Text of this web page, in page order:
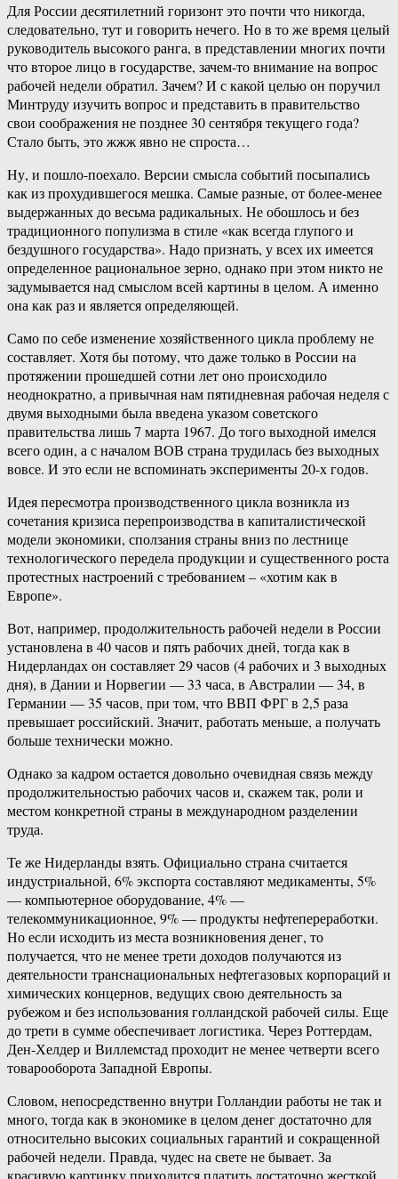
Для России десятилетний горизонт это почти что никогда,
следовательно, тут и говорить нечего. Но в то же время целый
руководитель высокого ранга, в представлении многих почти
что второе лицо в государстве, зачем-то внимание на вопрос
рабочей недели обратил. Зачем? И с какой целью он поручил
Минтруду изучить вопрос и представить в правительство
свои соображения не позднее 30 сентября текущего года?
Стало быть, это жжж явно не спроста…
Ну, и пошло-поехало. Версии смысла событий посыпались
как из прохудившегося мешка. Самые разные, от более-менее
выдержанных до весьма радикальных. Не обошлось и без
традиционного популизма в стиле «как всегда глупого и
бездушного государства». Надо признать, у всех их имеется
определенное рациональное зерно, однако при этом никто не
задумывается над смыслом всей картины в целом. А именно
она как раз и является определяющей.
Само по себе изменение хозяйственного цикла проблему не
составляет. Хотя бы потому, что даже только в России на
протяжении прошедшей сотни лет оно происходило
неоднократно, а привычная нам пятидневная рабочая неделя с
двумя выходными была введена указом советского
правительства лишь 7 марта 1967. До того выходной имелся
всего один, а с началом ВОВ страна трудилась без выходных
вовсе. И это если не вспоминать эксперименты 20-х годов.
Идея пересмотра производственного цикла возникла из
сочетания кризиса перепроизводства в капиталистической
модели экономики, сползания страны вниз по лестнице
технологического передела продукции и существенного роста
протестных настроений с требованием – «хотим как в
Европе».
Вот, например, продолжительность рабочей недели в России
установлена в 40 часов и пять рабочих дней, тогда как в
Нидерландах он составляет 29 часов (4 рабочих и 3 выходных
дня), в Дании и Норвегии — 33 часа, в Австралии — 34, в
Германии — 35 часов, при том, что ВВП ФРГ в 2,5 раза
превышает российский. Значит, работать меньше, а получать
больше технически можно.
Однако за кадром остается довольно очевидная связь между
продолжительностью рабочих часов и, скажем так, роли и
местом конкретной страны в международном разделении
труда.
Те же Нидерланды взять. Официально страна считается
индустриальной, 6% экспорта составляют медикаменты, 5%
— компьютерное оборудование, 4% —
телекоммуникационное, 9% — продукты нефтепереработки.
Но если исходить из места возникновения денег, то
получается, что не менее трети доходов получаются из
деятельности транснациональных нефтегазовых корпораций и
химических концернов, ведущих свою деятельность за
рубежом и без использования голландской рабочей силы. Еще
до трети в сумме обеспечивает логистика. Через Роттердам,
Ден-Хелдер и Виллемстад проходит не менее четверти всего
товарооборота Западной Европы.
Словом, непосредственно внутри Голландии работы не так и
много, тогда как в экономике в целом денег достаточно для
относительно высоких социальных гарантий и сокращенной
рабочей недели. Правда, чудес на свете не бывает. За